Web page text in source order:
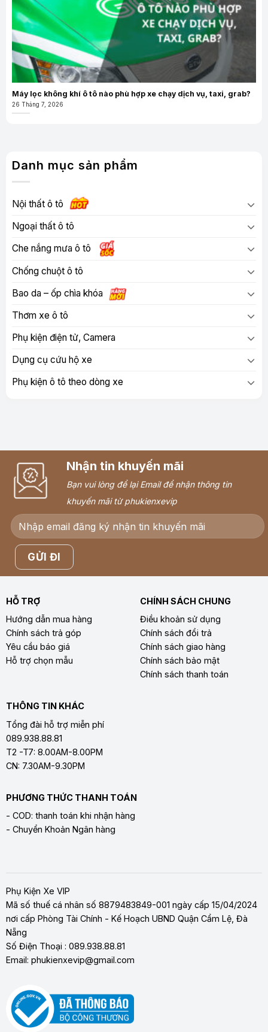
Máy lọc không khí ô tô nào phù hợp xe chạy dịch vụ, taxi, grab?
26 Tháng 7, 2026
Danh mục sản phẩm
Nội thất ô tô
Ngoại thất ô tô
Che nắng mưa ô tô
Chống chuột ô tô
Bao da – ốp chìa khóa
Thơm xe ô tô
Phụ kiện điện tử, Camera
Dụng cụ cứu hộ xe
Phụ kiện ô tô theo dòng xe
Nhận tin khuyến mãi
Bạn vui lòng để lại Email để nhận thông tin
khuyến mãi từ phukienxevip
HỖ TRỢ
Hướng dẫn mua hàng
Chính sách trả góp
Yêu cầu báo giá
Hỗ trợ chọn mẫu
CHÍNH SÁCH CHUNG
Điều khoản sử dụng
Chính sách đổi trả
Chính sách giao hàng
Chính sách bảo mật
Chính sách thanh toán
THÔNG TIN KHÁC
Tổng đài hỗ trợ miễn phí
089.938.88.81
T2 -T7: 8.00AM-8.00PM
CN: 7.30AM-9.30PM
PHƯƠNG THỨC THANH TOÁN
- COD: thanh toán khi nhận hàng
- Chuyển Khoản Ngân hàng
Phụ Kiện Xe VIP
Mã số thuế cá nhân số 8879483849-001 ngày cấp 15/04/2024
nơi cấp Phòng Tài Chính - Kế Hoạch UBND Quận Cẩm Lệ, Đà
Nẵng
Số Điện Thoại : 089.938.88.81
Email: phukienxevip@gmail.com